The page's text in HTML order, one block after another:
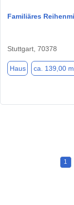
Familiäres
Stuttgart, 70378
Haus ca. 139,00
1